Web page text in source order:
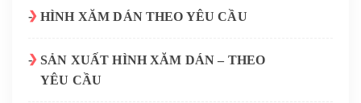
HÌNH XĂM DÁN THEO YÊU CẦU
SẢN XUẤT HÌNH XĂM DÁN – THEO
YÊU CẦU